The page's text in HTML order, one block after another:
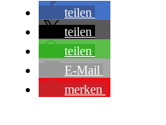
teilen
teilen
teilen
E-Mail
merken